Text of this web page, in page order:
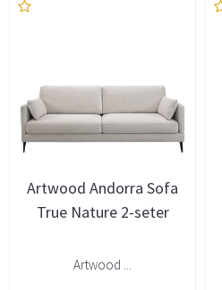
Artwood Andorra Sofa
True Nature 2-seter
Artwood ...